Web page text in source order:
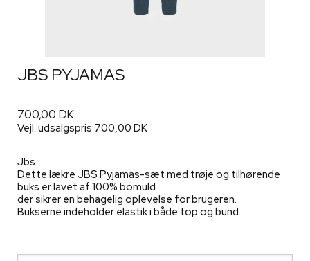
JBS PYJAMAS
700,00 DK
Vejl. udsalgspris 700,00 DK
Jbs
Dette lækre JBS Pyjamas-sæt med trøje og tilhørende
buks er lavet af 100% bomuld
der sikrer en behagelig oplevelse for brugeren.
Bukserne indeholder elastik i både top og bund.